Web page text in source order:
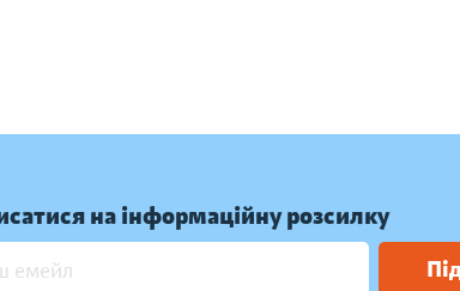
на інформаційну розсилку